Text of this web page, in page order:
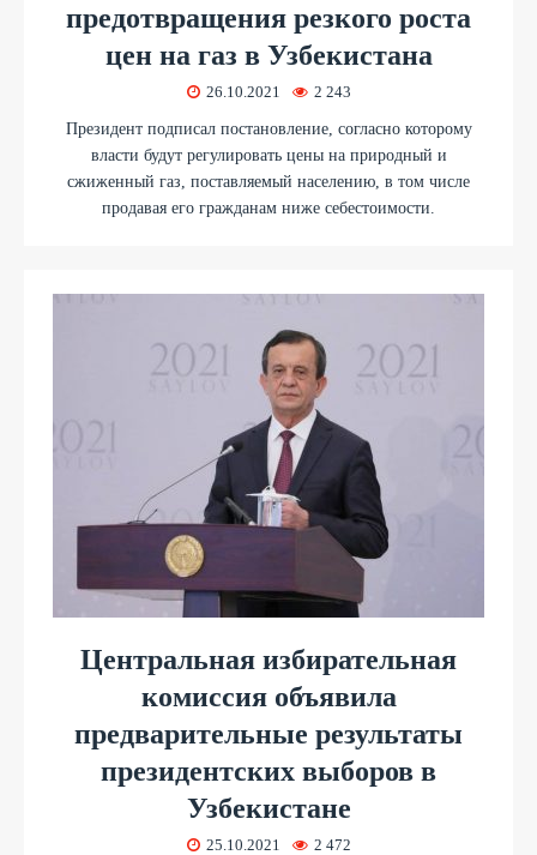
предотвращения резкого роста
цен на газ в Узбекистана
26.10.2021 2 243
Президент подписал постановление, согласно которому
власти будут регулировать цены на природный и
сжиженный газ, поставляемый населению, в том числе
продавая его гражданам ниже себестоимости.
Центральная избирательная
комиссия объявила
предварительные результаты
президентских выборов в
Узбекистане
25.10.2021 2 472